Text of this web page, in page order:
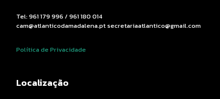
Tel: 961 179 996 / 961 180 014
cam@atlanticodamadalena.pt secretariaatlantico@gmail.com
Política de Privacidade
Localização